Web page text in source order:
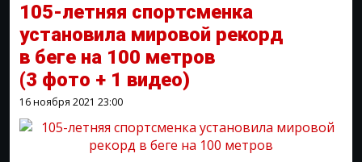
105-летняя спортсменка
установила мировой рекорд
в беге на 100 метров
(3 фото + 1 видео)
16 ноября 2021 23:00